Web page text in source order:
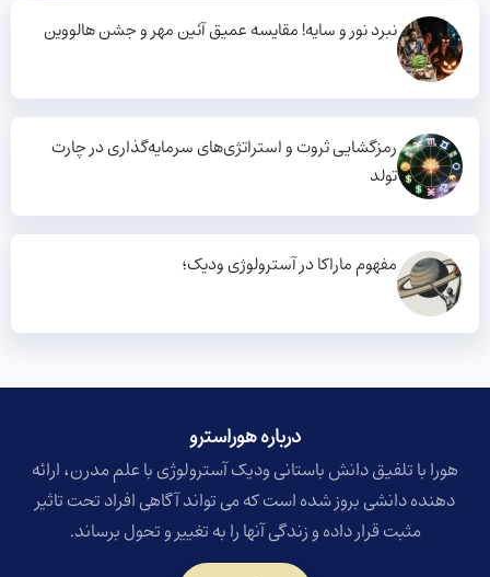
نبرد نور و سایه! مقایسه عمیق آئین مهر و جشن هالووین
رمزگشایی ثروت و استراتژی‌های سرمایه‌گذاری در چارت
تولد
مفهوم ماراکا در آسترولوژی ودیک؛
درباره هوراسترو​
هورا با تلفیق دانش باستانی ودیک آسترولوژی با علم مدرن، ارائه
دهنده دانشی بروز شده است که می تواند آگاهی افراد تحت تاثیر
مثبت قرار داده و زندگی آنها را به تغییر و تحول برساند.